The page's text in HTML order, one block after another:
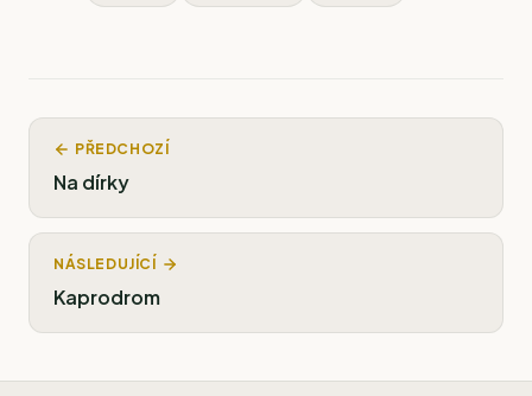
PŘEDCHOZÍ
Na dírky
NÁSLEDUJÍCÍ
Kaprodrom